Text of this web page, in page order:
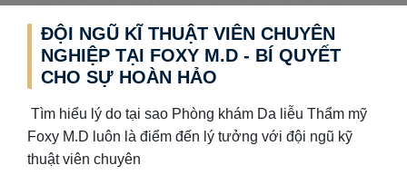
ĐỘI NGŨ KĨ THUẬT VIÊN CHUYÊN
NGHIỆP TẠI FOXY M.D - BÍ QUYẾT
CHO SỰ HOÀN HẢO
Tìm hiểu lý do tại sao Phòng khám Da liễu Thẩm mỹ
Foxy M.D luôn là điểm đến lý tưởng với đội ngũ kỹ
thuật viên chuyên